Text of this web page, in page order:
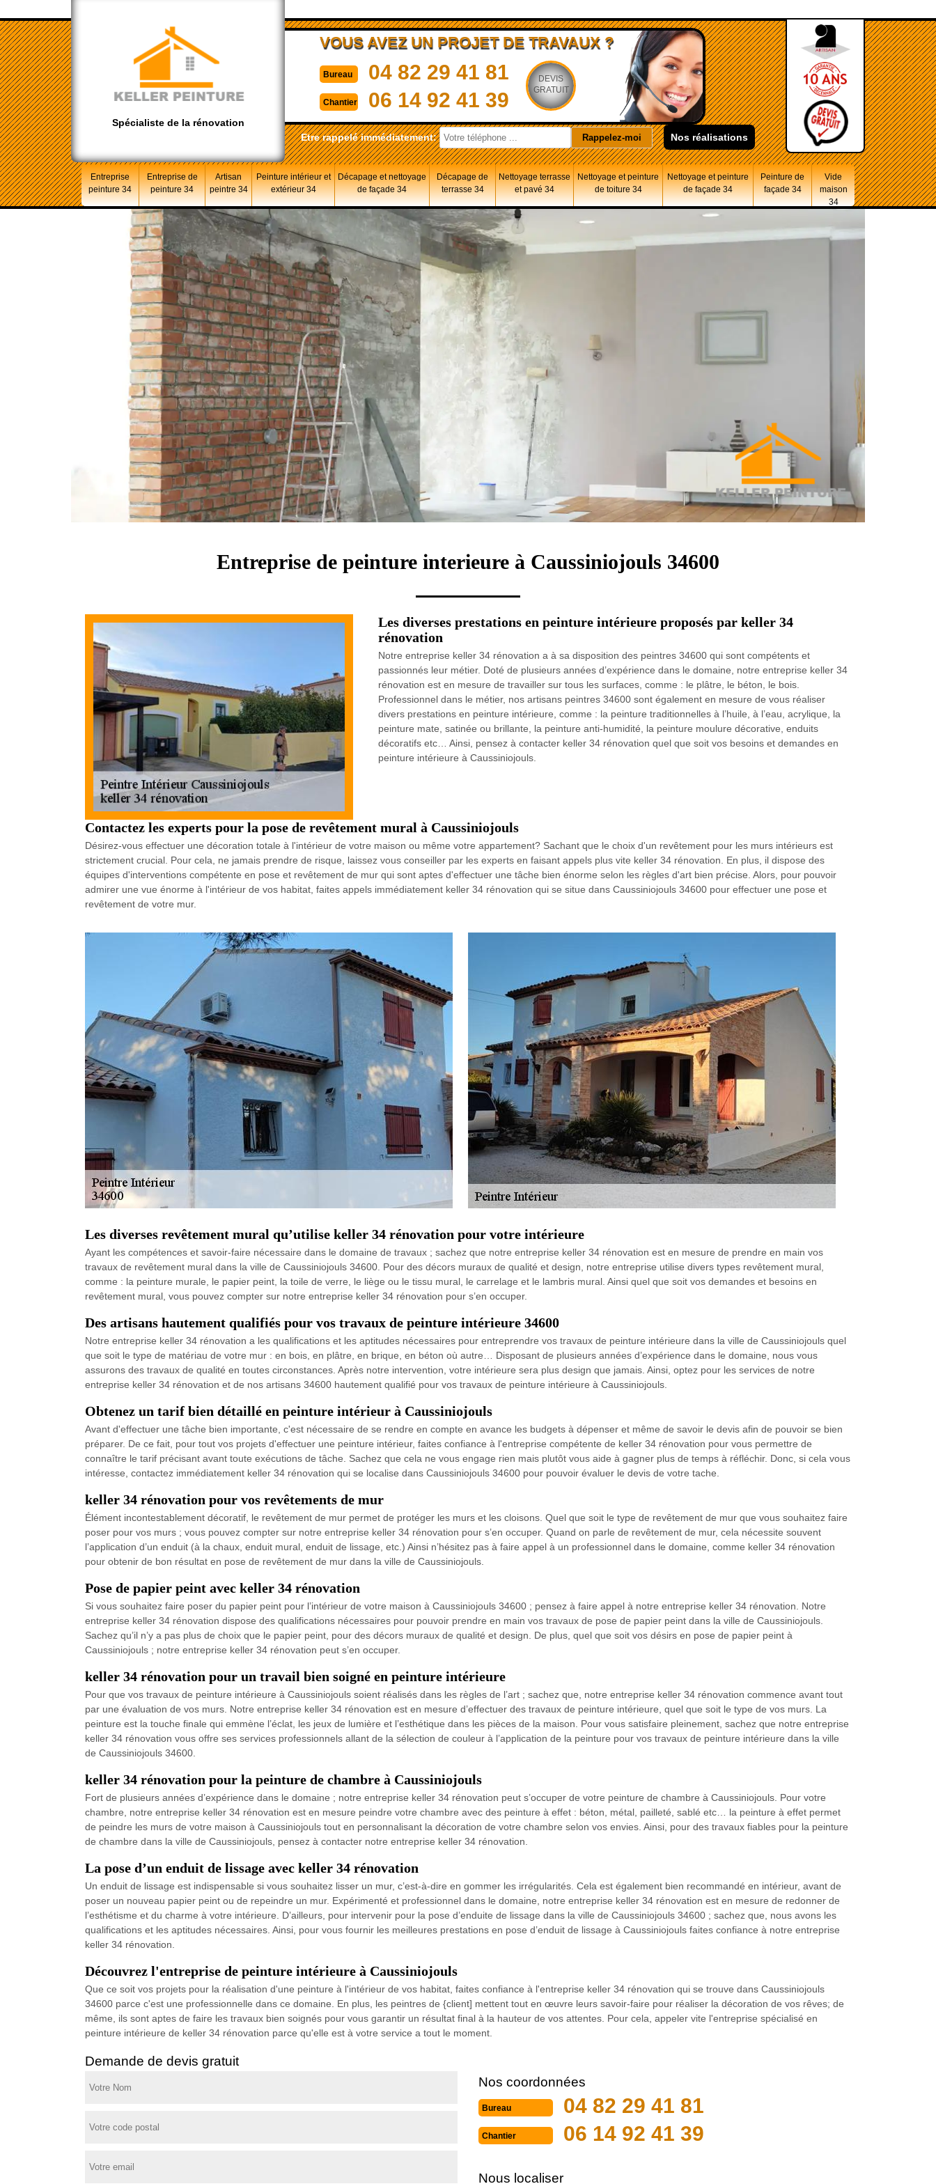
Spécialiste de la rénovation
VOUS AVEZ UN PROJET DE TRAVAUX ?
Bureau 04 82 29 41 81
Chantier 06 14 92 41 39
DEVIS
GRATUIT
Etre rappelé immédiatement: Nos réalisations
Entreprise
peinture 34
Entreprise de
peinture 34
Artisan
peintre 34
Peinture intérieur et
extérieur 34
Décapage et nettoyage
de façade 34
Décapage de
terrasse 34
Nettoyage terrasse
et pavé 34
Nettoyage et peinture
de toiture 34
Nettoyage et peinture
de façade 34
Peinture de
façade 34
Vide
maison
34
Entreprise de peinture interieure à Caussiniojouls 34600
Les diverses prestations en peinture intérieure proposés par keller 34
rénovation
Notre entreprise keller 34 rénovation a à sa disposition des peintres 34600 qui sont compétents et
passionnés leur métier. Doté de plusieurs années d’expérience dans le domaine, notre entreprise keller 34
rénovation est en mesure de travailler sur tous les surfaces, comme : le plâtre, le béton, le bois.
Professionnel dans le métier, nos artisans peintres 34600 sont également en mesure de vous réaliser
divers prestations en peinture intérieure, comme : la peinture traditionnelles à l’huile, à l’eau, acrylique, la
peinture mate, satinée ou brillante, la peinture anti-humidité, la peinture moulure décorative, enduits
décoratifs etc… Ainsi, pensez à contacter keller 34 rénovation quel que soit vos besoins et demandes en
peinture intérieure à Caussiniojouls.
Contactez les experts pour la pose de revêtement mural à Caussiniojouls
Désirez-vous effectuer une décoration totale à l'intérieur de votre maison ou même votre appartement? Sachant que le choix d'un revêtement pour les murs intérieurs est
strictement crucial. Pour cela, ne jamais prendre de risque, laissez vous conseiller par les experts en faisant appels plus vite keller 34 rénovation. En plus, il dispose des
équipes d'interventions compétente en pose et revêtement de mur qui sont aptes d'effectuer une tâche bien énorme selon les règles d'art bien précise. Alors, pour pouvoir
admirer une vue énorme à l'intérieur de vos habitat, faites appels immédiatement keller 34 rénovation qui se situe dans Caussiniojouls 34600 pour effectuer une pose et
revêtement de votre mur.
Les diverses revêtement mural qu’utilise keller 34 rénovation pour votre intérieure
Ayant les compétences et savoir-faire nécessaire dans le domaine de travaux ; sachez que notre entreprise keller 34 rénovation est en mesure de prendre en main vos
travaux de revêtement mural dans la ville de Caussiniojouls 34600. Pour des décors muraux de qualité et design, notre entreprise utilise divers types revêtement mural,
comme : la peinture murale, le papier peint, la toile de verre, le liège ou le tissu mural, le carrelage et le lambris mural. Ainsi quel que soit vos demandes et besoins en
revêtement mural, vous pouvez compter sur notre entreprise keller 34 rénovation pour s’en occuper.
Des artisans hautement qualifiés pour vos travaux de peinture intérieure 34600
Notre entreprise keller 34 rénovation a les qualifications et les aptitudes nécessaires pour entreprendre vos travaux de peinture intérieure dans la ville de Caussiniojouls quel
que soit le type de matériau de votre mur : en bois, en plâtre, en brique, en béton où autre… Disposant de plusieurs années d’expérience dans le domaine, nous vous
assurons des travaux de qualité en toutes circonstances. Après notre intervention, votre intérieure sera plus design que jamais. Ainsi, optez pour les services de notre
entreprise keller 34 rénovation et de nos artisans 34600 hautement qualifié pour vos travaux de peinture intérieure à Caussiniojouls.
Obtenez un tarif bien détaillé en peinture intérieur à Caussiniojouls
Avant d'effectuer une tâche bien importante, c'est nécessaire de se rendre en compte en avance les budgets à dépenser et même de savoir le devis afin de pouvoir se bien
préparer. De ce fait, pour tout vos projets d'effectuer une peinture intérieur, faites confiance à l'entreprise compétente de keller 34 rénovation pour vous permettre de
connaître le tarif précisant avant toute exécutions de tâche. Sachez que cela ne vous engage rien mais plutôt vous aide à gagner plus de temps à réfléchir. Donc, si cela vous
intéresse, contactez immédiatement keller 34 rénovation qui se localise dans Caussiniojouls 34600 pour pouvoir évaluer le devis de votre tache.
keller 34 rénovation pour vos revêtements de mur
Élément incontestablement décoratif, le revêtement de mur permet de protéger les murs et les cloisons. Quel que soit le type de revêtement de mur que vous souhaitez faire
poser pour vos murs ; vous pouvez compter sur notre entreprise keller 34 rénovation pour s’en occuper. Quand on parle de revêtement de mur, cela nécessite souvent
l’application d’un enduit (à la chaux, enduit mural, enduit de lissage, etc.) Ainsi n’hésitez pas à faire appel à un professionnel dans le domaine, comme keller 34 rénovation
pour obtenir de bon résultat en pose de revêtement de mur dans la ville de Caussiniojouls.
Pose de papier peint avec keller 34 rénovation
Si vous souhaitez faire poser du papier peint pour l’intérieur de votre maison à Caussiniojouls 34600 ; pensez à faire appel à notre entreprise keller 34 rénovation. Notre
entreprise keller 34 rénovation dispose des qualifications nécessaires pour pouvoir prendre en main vos travaux de pose de papier peint dans la ville de Caussiniojouls.
Sachez qu’il n’y a pas plus de choix que le papier peint, pour des décors muraux de qualité et design. De plus, quel que soit vos désirs en pose de papier peint à
Caussiniojouls ; notre entreprise keller 34 rénovation peut s’en occuper.
keller 34 rénovation pour un travail bien soigné en peinture intérieure
Pour que vos travaux de peinture intérieure à Caussiniojouls soient réalisés dans les règles de l’art ; sachez que, notre entreprise keller 34 rénovation commence avant tout
par une évaluation de vos murs. Notre entreprise keller 34 rénovation est en mesure d’effectuer des travaux de peinture intérieure, quel que soit le type de vos murs. La
peinture est la touche finale qui emmène l’éclat, les jeux de lumière et l’esthétique dans les pièces de la maison. Pour vous satisfaire pleinement, sachez que notre entreprise
keller 34 rénovation vous offre ses services professionnels allant de la sélection de couleur à l’application de la peinture pour vos travaux de peinture intérieure dans la ville
de Caussiniojouls 34600.
keller 34 rénovation pour la peinture de chambre à Caussiniojouls
Fort de plusieurs années d’expérience dans le domaine ; notre entreprise keller 34 rénovation peut s’occuper de votre peinture de chambre à Caussiniojouls. Pour votre
chambre, notre entreprise keller 34 rénovation est en mesure peindre votre chambre avec des peinture à effet : béton, métal, pailleté, sablé etc… la peinture à effet permet
de peindre les murs de votre maison à Caussiniojouls tout en personnalisant la décoration de votre chambre selon vos envies. Ainsi, pour des travaux fiables pour la peinture
de chambre dans la ville de Caussiniojouls, pensez à contacter notre entreprise keller 34 rénovation.
La pose d’un enduit de lissage avec keller 34 rénovation
Un enduit de lissage est indispensable si vous souhaitez lisser un mur, c’est-à-dire en gommer les irrégularités. Cela est également bien recommandé en intérieur, avant de
poser un nouveau papier peint ou de repeindre un mur. Expérimenté et professionnel dans le domaine, notre entreprise keller 34 rénovation est en mesure de redonner de
l’esthétisme et du charme à votre intérieure. D’ailleurs, pour intervenir pour la pose d’enduite de lissage dans la ville de Caussiniojouls 34600 ; sachez que, nous avons les
qualifications et les aptitudes nécessaires. Ainsi, pour vous fournir les meilleures prestations en pose d’enduit de lissage à Caussiniojouls faites confiance à notre entreprise
keller 34 rénovation.
Découvrez l'entreprise de peinture intérieure à Caussiniojouls
Que ce soit vos projets pour la réalisation d'une peinture à l'intérieur de vos habitat, faites confiance à l'entreprise keller 34 rénovation qui se trouve dans Caussiniojouls
34600 parce c'est une professionnelle dans ce domaine. En plus, les peintres de {client] mettent tout en œuvre leurs savoir-faire pour réaliser la décoration de vos rêves; de
même, ils sont aptes de faire les travaux bien soignés pour vous garantir un résultat final à la hauteur de vos attentes. Pour cela, appeler vite l'entreprise spécialisé en
peinture intérieure de keller 34 rénovation parce qu'elle est à votre service a tout le moment.
Demande de devis gratuit
Nos coordonnées
Bureau 04 82 29 41 81
Chantier 06 14 92 41 39
Nous localiser